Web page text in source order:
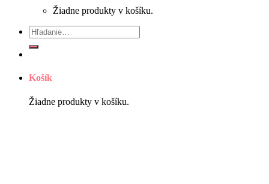
Žiadne produkty v košíku.
Hľadať:
Košík
Žiadne produkty v košíku.